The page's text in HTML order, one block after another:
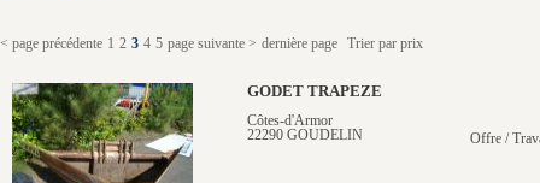
< page précédente 1 2 3 4 5 page suivante > dernière page Trier par prix
GODET TRAPEZE
Côtes-d'Armor
22290 GOUDELIN
Offre /